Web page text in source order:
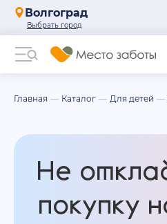
Волгоград
Главная Каталог Для детей
Не
покупку